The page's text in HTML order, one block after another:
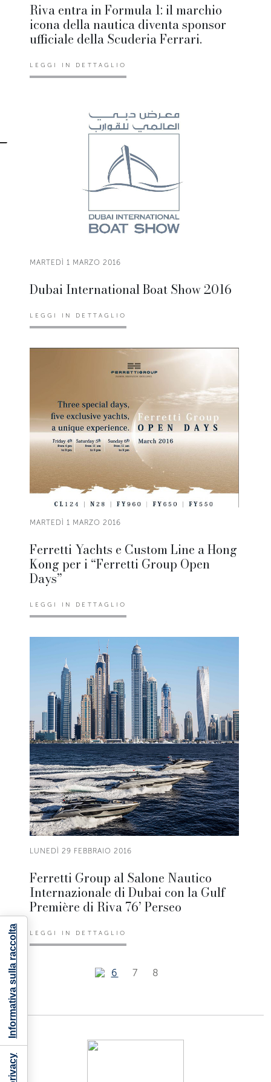
Riva entra in Formula 1: il marchio
icona della nautica diventa sponsor
ufficiale della Scuderia Ferrari.
LEGGI IN DETTAGLIO
MARTEDÌ 1 MARZO 2016
Dubai International Boat Show 2016
LEGGI IN DETTAGLIO
MARTEDÌ 1 MARZO 2016
Ferretti Yachts e Custom Line a Hong
Kong per i “Ferretti Group Open
Days”
LEGGI IN DETTAGLIO
LUNEDÌ 29 FEBBRAIO 2016
Ferretti Group al Salone Nautico
Internazionale di Dubai con la Gulf
Première di Riva 76’ Perseo
LEGGI IN DETTAGLIO
6 7 8
Informativa sulla raccolta